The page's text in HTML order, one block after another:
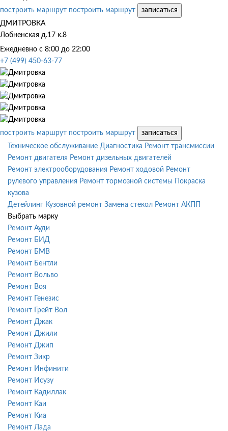
построить маршрут построить маршрут
записаться
ДМИТРОВКА
Лобненская д.17 к.8
Ежедневно с 8:00 до 22:00
+7 (499) 450-63-77
построить маршрут построить маршрут
записаться
Техническое обслуживание Диагностика Ремонт трансмиссии
Ремонт двигателя Ремонт дизельных двигателей
Ремонт электрооборудования Ремонт ходовой Ремонт
рулевого управления Ремонт тормозной системы
Покраска
кузова
Детейлинг Кузовной ремонт Замена стекол Ремонт АКПП
Выбрать марку
Ремонт Ауди
Ремонт БИД
Ремонт БМВ
Ремонт Бентли
Ремонт Вольво
Ремонт Воя
Ремонт Генезис
Ремонт Грейт Вол
Ремонт Джак
Ремонт Джили
Ремонт Джип
Ремонт Зикр
Ремонт Инфинити
Ремонт Исузу
Ремонт Кадиллак
Ремонт Каи
Ремонт Киа
Ремонт Лада